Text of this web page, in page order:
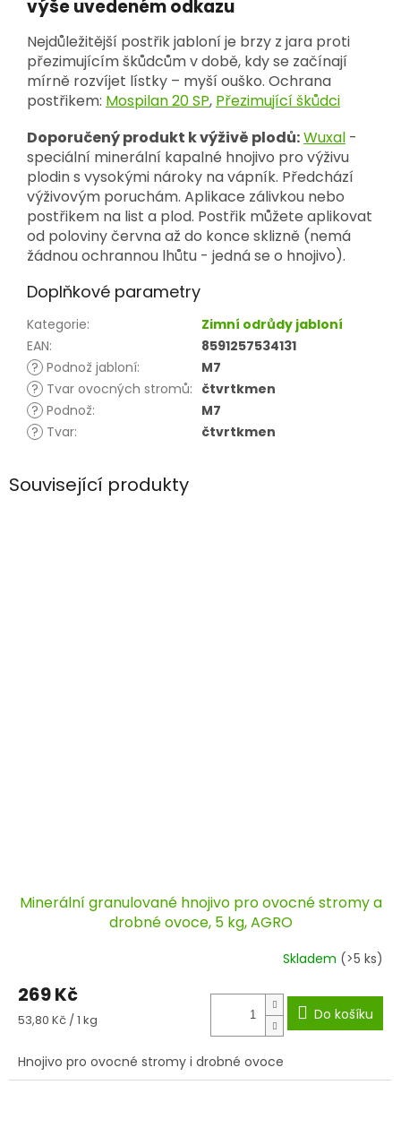
výše uvedeném odkazu
Nejdůležitější postřik jabloní je brzy z jara proti
přezimujícím škůdcům v době, kdy se začínají
mírně rozvíjet lístky – myší ouško. Ochrana
postřikem: Mospilan 20 SP, Přezimující škůdci
Doporučený produkt k výživě plodů:Wuxal -
speciální minerální kapalné hnojivo pro výživu
plodin s vysokými nároky na vápník. Předchází
výživovým poruchám. Aplikace zálivkou nebo
postřikem na list a plod. Postřik můžete aplikovat
od poloviny června až do konce sklizně (nemá
žádnou ochrannou lhůtu - jedná se o hnojivo).
Doplňkové parametry
Kategorie:
Zimní odrůdy jabloní
EAN:
8591257534131
? Podnož jabloní:
M7
? Tvar ovocných stromů: čtvrtkmen
? Podnož:
M7
? Tvar: čtvrtkmen
Související produkty
Minerální granulované hnojivo pro ovocné stromy a
drobné ovoce, 5 kg, AGRO
Skladem (>5 ks)
269 Kč
Měrná
53,80 Kč / 1 kg Do košíku
Hnojivo pro ovocné stromy i drobné ovoce